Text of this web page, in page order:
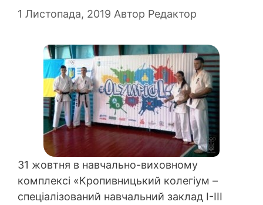
1 Листопада, 2019 Автор Редактор
31 жовтня в навчально-виховному
комплексі «Кропивницький колегіум –
спеціалізований навчальний заклад І-ІІІ